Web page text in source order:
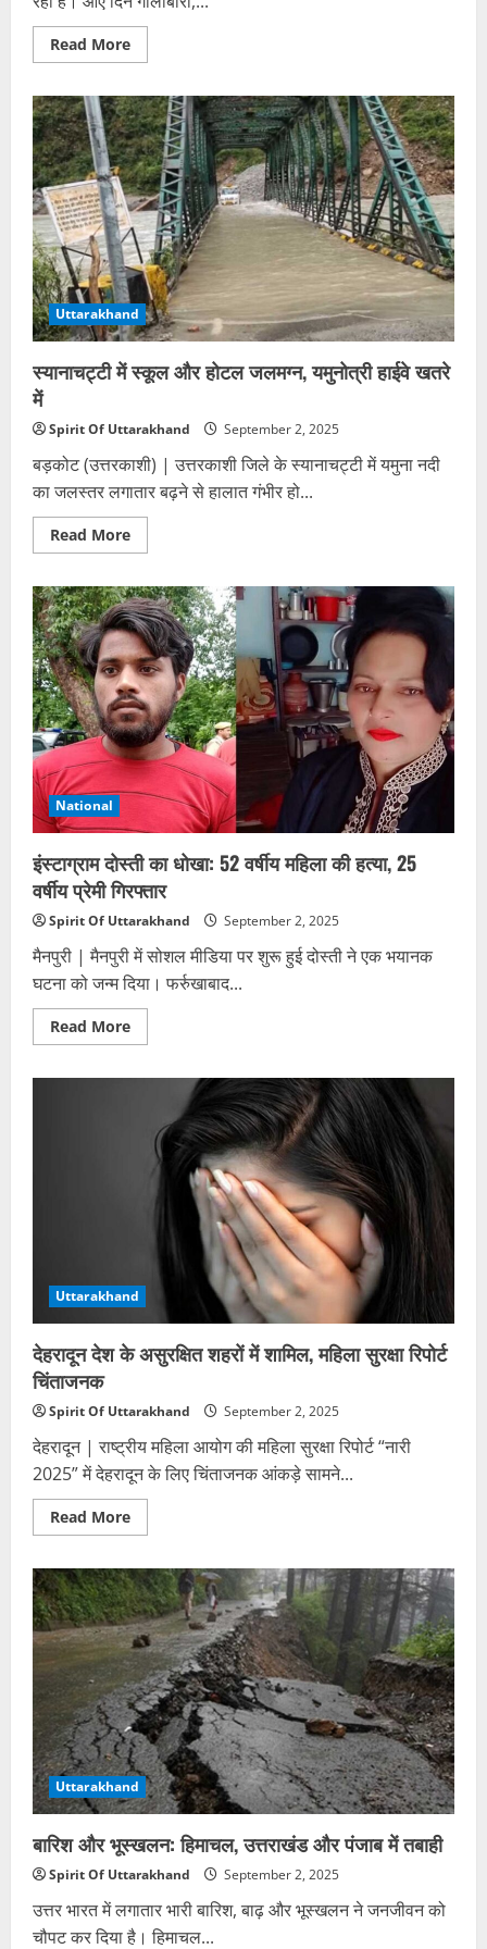
Read MoreRead
more
में
रंगदारी
नहीं
देने
पर
65
वर्षीय
बुजुर्ग
को
अपराधियों
ने
मारी
गोली,
बहू
भी
गंभीर
रूप
से
जख्मी
Uttarakhand
स्यानाचट्टी में स्कूल और होटल जलमग्न, यमुनोत्री हाईवे खतरे
में
Spirit Of Uttarakhand September 2, 2025
बड़कोट (उत्तरकाशी) | उत्तरकाशी जिले के स्यानाचट्टी में यमुना नदी
का जलस्तर लगातार बढ़ने से हालात गंभीर हो...
Read MoreRead
more
में
स्कूल
और
होटल
जलमग्न,
यमुनोत्री
हाईवे
खतरे
में
National
इंस्टाग्राम दोस्ती का धोखा: 52 वर्षीय महिला की हत्या, 25
वर्षीय प्रेमी गिरफ्तार
Spirit Of Uttarakhand September 2, 2025
मैनपुरी | मैनपुरी में सोशल मीडिया पर शुरू हुई दोस्ती ने एक भयानक
घटना को जन्म दिया। फर्रुखाबाद...
Read MoreRead
more
वर्षीय
महिला
हत्या,
गिरफ्तार
Uttarakhand
देहरादून देश के असुरक्षित शहरों में शामिल, महिला सुरक्षा रिपोर्ट
चिंताजनक
Spirit Of Uttarakhand September 2, 2025
देहरादून | राष्ट्रीय महिला आयोग की महिला सुरक्षा रिपोर्ट “नारी
2025” में देहरादून के लिए चिंताजनक आंकड़े सामने...
Read MoreRead
more
देश
के
असुरक्षित
शहरों
में
शामिल,
महिला
सुरक्षा
रिपोर्ट
चिंताजनक
Uttarakhand
बारिश और भूस्खलन: हिमाचल, उत्तराखंड और पंजाब में तबाही
Spirit Of Uttarakhand September 2, 2025
उत्तर भारत में लगातार भारी बारिश, बाढ़ और भूस्खलन ने जनजीवन को
चौपट कर दिया है। हिमाचल...